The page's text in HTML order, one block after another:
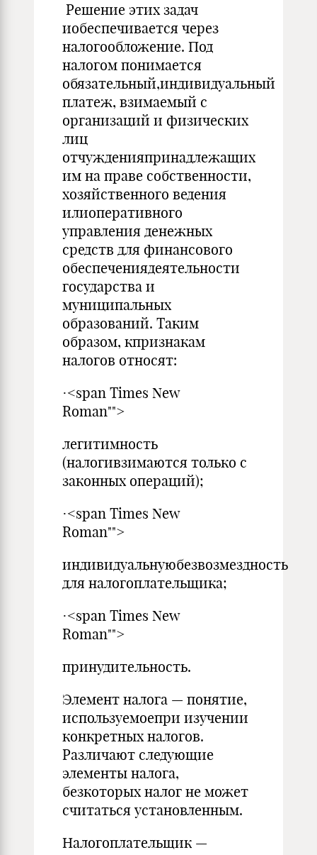
Решение этих задач
иобеспечивается через
налогообложение. Под
налогом понимается
обязательный,индивидуальный
платеж, взимаемый с
организаций и физических
лиц
отчужденияпринадлежащих
им на праве собственности,
хозяйственного ведения
илиоперативного
управления денежных
средств для финансового
обеспечениядеятельности
государства и
муниципальных
образований. Таким
образом, кпризнакам
налогов относят:
·<span Times New
Roman"">
легитимность
(налогивзимаются только с
законных операций);
·<span Times New
Roman"">
индивидуальнуюбезвозмездность
для налогоплательщика;
·<span Times New
Roman"">
принудительность.
Элемент налога — понятие,
используемоепри изучении
конкретных налогов.
Различают следующие
элементы налога,
безкоторых налог не может
считаться установленным.
Налогоплательщик —